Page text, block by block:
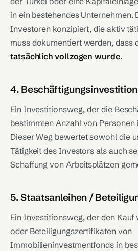
in ein bestehendes Unternehmen.
Investoren konzipiert, die aktiv
muss dokumentiert werden, dass
tatsächlich vollzogen wurde.
4. Beschäftigungsinvestition
Ein Investitionsweg, der die
bestimmten Anzahl von Personen
Dieser Weg bewertet sowohl die
Tätigkeit des Investors als auch
Schaffung von Arbeitsplätzen
5. Staatsanleihen /
Ein Investitionsweg, der den Kauf
oder Beteiligungszertifikaten von
Immobilieninvestmentfonds in